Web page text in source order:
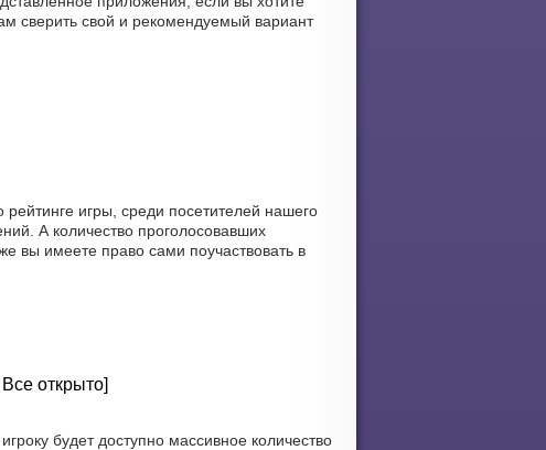
сверить свой и рекомендуемый вариант
игры, среди посетителей нашего
А количество проголосовавших
вы имеете право сами поучаствовать в
открыто]
будет доступно массивное количество